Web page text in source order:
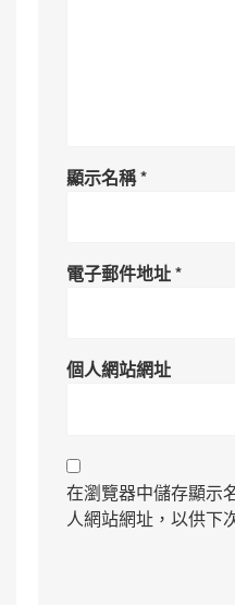
顯示名稱*
電子郵件地址*
個人網站網址
在瀏覽器中儲存顯示
人網站網址，以供下